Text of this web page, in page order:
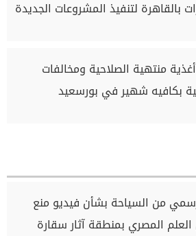
بالقاهرة لتنفيذ المشروعات الجديدة
منتهية الصلاحية ومخالفات
بكافيه شهير في بورسعيد
من السياحة بشأن فيديو منع
العلم المصري بمنطقة آثار سقارة